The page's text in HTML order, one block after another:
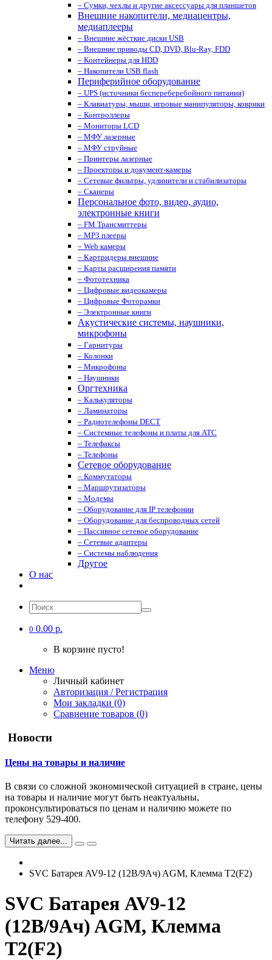
– Сумки, чехлы и другие аксессуары для планшетов
Внешние накопители, медиацентры,
медиаплееры
– Внешние жёсткие диски USB
– Внешние приводы CD, DVD, Blu-Ray, FDD
– Контейнеры для HDD
– Накопители USB flash
Периферийное оборудование
– UPS (источники беспереберебойного питания)
– Клавиатуры, мыши, игровые манипуляторы, коврики
– Контроллеры
– Мониторы LCD
– МФУ лазерные
– МФУ струйные
– Принтеры лазерные
– Проекторы и документ-камеры
– Сетевые фильтры, удлинители и стабилизаторы
– Сканеры
Персональное фото, видео, аудио,
электронные книги
– FM Трансмиттеры
– MP3 плееры
– Web камеры
– Картридеры внешние
– Карты расширения памяти
– Фототехника
– Цифровые видеокамеры
– Цифровые Фоторамки
– Электронные книги
Акустические системы, наушники,
микрофоны
– Гарнитуры
– Колонки
– Микрофоны
– Наушники
Оргтехника
– Калькуляторы
– Ламинаторы
– Радиотелефоны DECT
– Системные телефоны и платы для АТС
– Телефаксы
– Телефоны
Сетевое оборудование
– Коммутаторы
– Маршрутизаторы
– Модемы
– Оборудование для IP телефонии
– Оборудование для беспроводных сетей
– Пассивное сетевое оборудование
– Сетевые адаптеры
– Системы наблюдения
Другое
О нас
0 0.00 р.
В корзине пусто!
Меню
Личный кабинет
Авторизация / Регистрация
Мои закладки (0)
Сравнение товаров (0)
Новости
Цены на товары и наличие
В связи со сложной экономической ситуацией в стране, цены
на товары и наличие могут быть неактуальны,
проконсультироваться по ценам и наличию можете по
телефону 529-400.
Читать далее...
SVC Батарея AV9-12 (12В/9Ач) AGM, Клемма T2(F2)
SVC Батарея AV9-12
(12В/9Ач) AGM, Клемма
T2(F2)